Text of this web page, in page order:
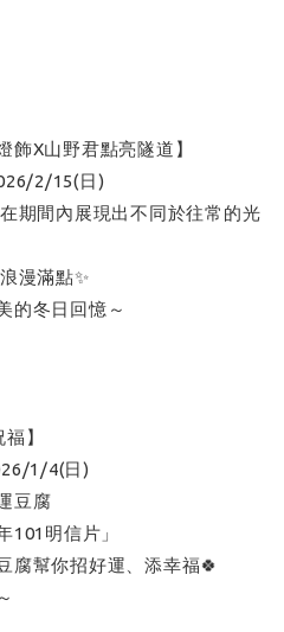
飾X山野君點亮隧道】
2/15(日)
期間內展現出不同於往常的光
漫滿點✨
的冬日回憶～
】
1/4(日)
豆腐
101明信片」
腐幫你招好運、添幸福🍀